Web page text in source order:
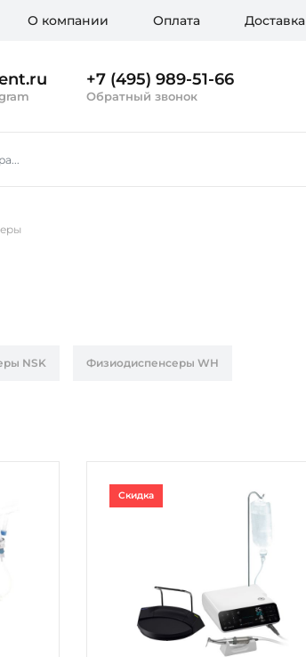
О компании Оплата Доставка
+7 (495) 989-51-66
Обратный звонок
NSK Физиодиспенсеры WH
Скидка